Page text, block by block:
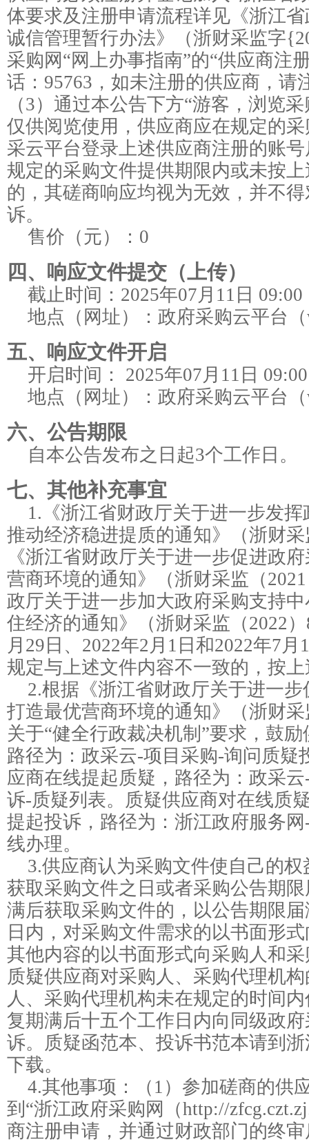
体要求及注册申请流程详见《浙江
诚信管理暂行办法》（浙财采监字
采购网“网上办事指南”的“供应商注
话：95763，如未注册的供应商，请
（3）通过本公告下方“游客，浏览
仅供阅览使用，供应商应在规定的
采云平台登录上述供应商注册的账
规定的采购文件提供期限内或未按
的，其磋商响应均视为无效，并不
诉。
售价（元）： 0
四、响应文件提交（上传）
截止时间： 2025年07月11日 09:00
地点（网址）： 政府采购云平台
五、响应文件开启
开启时间： 2025年07月11日 09:00
地点（网址）： 政府采购云平台
六、公告期限
自本公告发布之日起3个工作日。
七、其他补充事宜
1.《浙江省财政厅关于进一步发
推动经济稳进提质的通知》（浙财
《浙江省财政厅关于进一步促进政
营商环境的通知》（浙财采监（
政厅关于进一步加大政府采购支持
住经济的通知》（浙财采监（2022
月29日、2022年2月1日和2022年7
规定与上述文件内容不一致的，按
2.根据《浙江省财政厅关于进一
打造最优营商环境的通知》（浙财
关于“健全行政裁决机制”要求，鼓
路径为：政采云-项目采购-询问质疑
应商在线提起质疑，路径为：政采
诉-质疑列表。质疑供应商对在线质
提起投诉，路径为：浙江政府服务
线办理。
3.供应商认为采购文件使自己的
获取采购文件之日或者采购公告期
满后获取采购文件的，以公告期限
日内，对采购文件需求的以书面形
其他内容的以书面形式向采购人和
质疑供应商对采购人、采购代理机
人、采购代理机构未在规定的时间
复期满后十五个工作日内向同级政
诉。质疑函范本、投诉书范本请到
下载。
4.其他事项：
（1）参加磋商的供
到“浙江政府采购网（http://
商注册申请，并通过财政部门的终